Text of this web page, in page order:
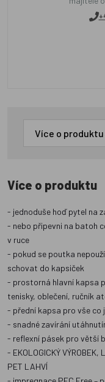
Více o produktu
Více o produktu
- jednoduše hoď pytel na
- nebo připevni na batoh
v ruce
- pokud se poutka
schovat do kapsiček
- prostorná hlavní kapsa
tenisky, oblečení, ručník
- přední kapsa pro vše co
- snadné zavírání
- reflexní pásek pro větší
- EKOLOGICKÝ VÝROBEK,
PET LAHVÍ